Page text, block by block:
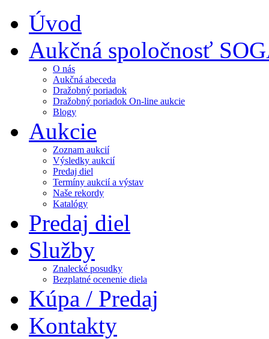
Úvod
Aukčná spoločnosť
O nás
Aukčná abeceda
Dražobný poriadok
Dražobný poriadok On-line aukcie
Blogy
Aukcie
Zoznam aukcií
Výsledky aukcií
Predaj diel
Termíny aukcií a výstav
Naše rekordy
Katalógy
Predaj diel
Služby
Znalecké posudky
Bezplatné ocenenie diela
Kúpa / Predaj
Kontakty